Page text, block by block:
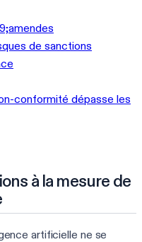
de sanctions
conformité dépasse les
à la mesure de
artificielle ne se